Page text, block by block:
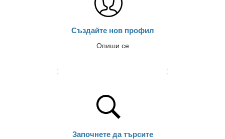
Създайте нов профил
Опиши се
Започнете да търсите